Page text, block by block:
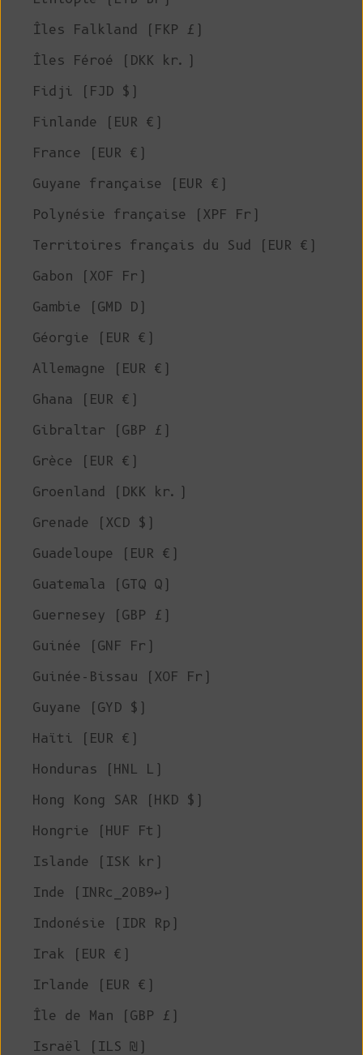
Îles Falkland (FKP £)
Îles Féroé (DKK kr.)
Fidji (FJD $)
Finlande (EUR €)
France (EUR €)
Guyane française (EUR €)
Polynésie française (XPF Fr)
Territoires français du Sud (EUR €)
Gabon (XOF Fr)
Gambie (GMD D)
Géorgie (EUR €)
Allemagne (EUR €)
Ghana (EUR €)
Gibraltar (GBP £)
Grèce (EUR €)
Groenland (DKK kr.)
Grenade (XCD $)
Guadeloupe (EUR €)
Guatemala (GTQ Q)
Guernesey (GBP £)
Guinée (GNF Fr)
Guinée-Bissau (XOF Fr)
Guyane (GYD $)
Haïti (EUR €)
Honduras (HNL L)
Hong Kong SAR (HKD $)
Hongrie (HUF Ft)
Islande (ISK kr)
Inde (INRc_20B9↩)
Indonésie (IDR Rp)
Irak (EUR €)
Irlande (EUR €)
Île de Man (GBP £)
Israël (ILS ₪)